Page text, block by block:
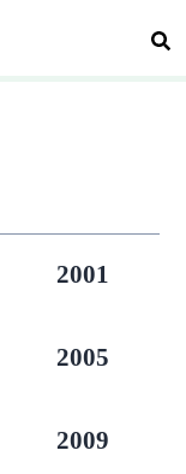
2001
2005
2009